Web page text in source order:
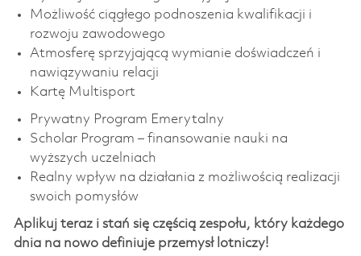
Możliwość ciągłego podnoszenia kwalifikacji i
rozwoju zawodowego
Atmosferę sprzyjającą wymianie doświadczeń i
nawiązywaniu relacji
Kartę Multisport
Prywatny Program Emerytalny
Scholar Program – finansowanie nauki na
wyższych uczelniach
Realny wpływ na działania z możliwością realizacji
swoich pomysłów
Aplikuj teraz i stań się częścią zespołu, który każdego
dnia na nowo definiuje przemysł lotniczy!